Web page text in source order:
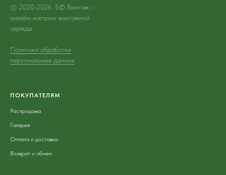
© 2020-2026. БФ Винтаж -
онлайн магазин винтажной
одежды
Политика обработки
персональных данных
ПОКУПАТЕЛЯМ
Распродажа
Галерея
Оплата и доставка
Возврат и обмен